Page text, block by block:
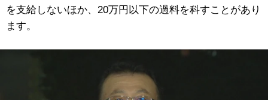
を支給しないほか、20万円以下の過料を科すことがあり
ます。